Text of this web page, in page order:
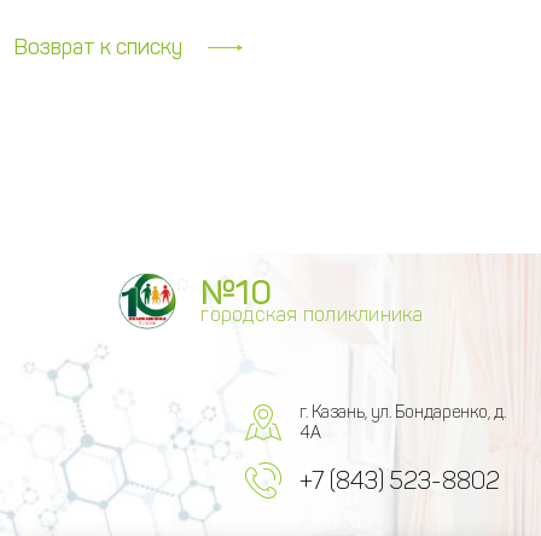
Возврат к списку
№10
городская поликлиника
г. Казань, ул. Бондаренко, д.
4А
+7 (843) 523-8802